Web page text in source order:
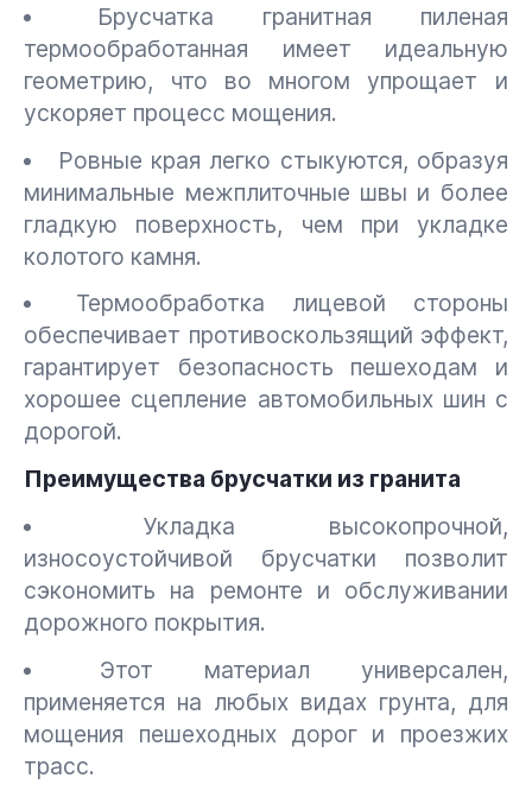
Брусчатка гранитная пиленая
термообработанная имеет идеальную
геометрию, что во многом упрощает и
ускоряет процесс мощения.
Ровные края легко стыкуются, образуя
минимальные межплиточные швы и более
гладкую поверхность, чем при укладке
колотого камня.
Термообработка лицевой стороны
обеспечивает противоскользящий эффект,
гарантирует безопасность пешеходам и
хорошее сцепление автомобильных шин с
дорогой.
Преимущества брусчатки из гранита
Укладка высокопрочной,
износоустойчивой брусчатки позволит
сэкономить на ремонте и обслуживании
дорожного покрытия.
Этот материал универсален,
применяется на любых видах грунта, для
мощения пешеходных дорог и проезжих
трасс.